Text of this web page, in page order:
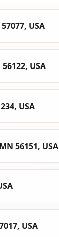
USA
USA
USA
56151, USA
USA